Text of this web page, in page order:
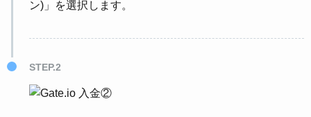
ン)」を選択します。
STEP.2